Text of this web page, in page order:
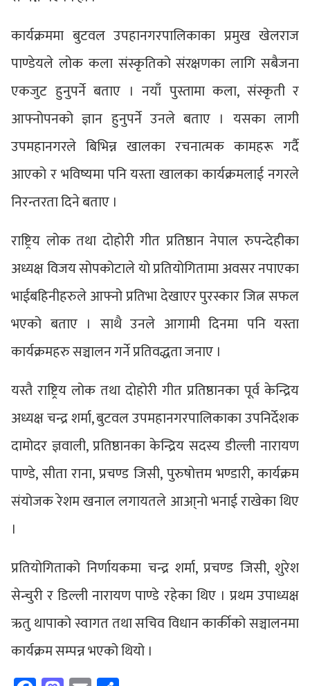
कार्यक्रममा बुटवल उपहानगरपालिकाका प्रमुख खेलराज
पाण्डेयले लोक कला संस्कृतिको संरक्षणका लागि सबैजना
एकजुट हुनुपर्ने बताए । नयाँ पुस्तामा कला, संस्कृती र
आफ्नोपनको ज्ञान हुनुपर्ने उनले बताए । यसका लागी
उपमहानगरले बिभिन्न खालका रचनात्मक कामहरू गर्दै
आएको र भविष्यमा पनि यस्ता खालका कार्यक्रमलाई नगरले
निरन्तरता दिने बताए ।
राष्ट्रिय लोक तथा दोहोरी गीत प्रतिष्ठान नेपाल रुपन्देहीका
अध्यक्ष विजय सोपकोटाले यो प्रतियोगितामा अवसर नपाएका
भाईबहिनीहरुले आफ्नो प्रतिभा देखाएर पुरस्कार जित्न सफल
भएको बताए । साथै उनले आगामी दिनमा पनि यस्ता
कार्यक्रमहरु सञ्चालन गर्ने प्रतिवद्धता जनाए ।
यस्तै राष्ट्रिय लोक तथा दोहोरी गीत प्रतिष्ठानका पूर्व केन्द्रिय
अध्यक्ष चन्द्र शर्मा, बुटवल उपमहानगरपालिकाका उपनिर्देशक
दामोदर ज्ञवाली, प्रतिष्ठानका केन्द्रिय सदस्य डील्ली नारायण
पाण्डे, सीता राना, प्रचण्ड जिसी, पुरुषोत्तम भण्डारी, कार्यक्रम
संयोजक रेशम खनाल लगायतले आआ्नो भनाई राखेका थिए
।
प्रतियोगिताको निर्णायकमा चन्द्र शर्मा, प्रचण्ड जिसी, शुरेश
सेन्चुरी र डिल्ली नारायण पाण्डे रहेका थिए । प्रथम उपाध्यक्ष
ऋतु थापाको स्वागत तथा सचिव विधान कार्कीको सञ्चालनमा
कार्यक्रम सम्पन्न भएको थियो ।